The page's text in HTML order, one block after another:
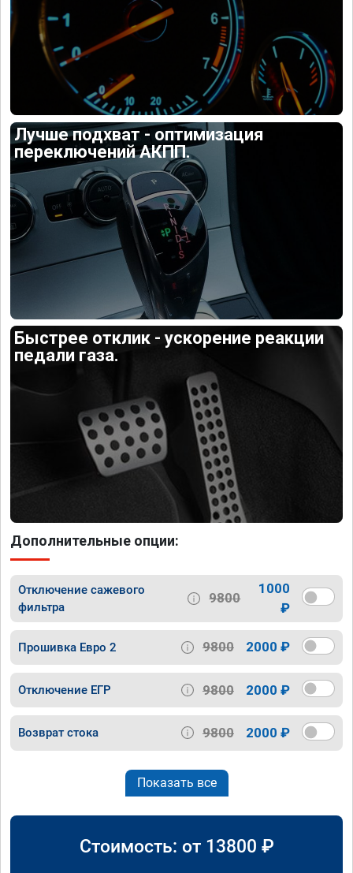
Лучше подхват - оптимизация
переключений АКПП.
Быстрее отклик - ускорение реакции
педали газа.
Дополнительные опции:
Отключение сажевого
фильтра
9800
1000
₽
Прошивка Евро 2 9800 2000 ₽
Отключение ЕГР 9800 2000 ₽
Возврат стока 9800 2000 ₽
Показать все
Стоимость: от 13800 ₽